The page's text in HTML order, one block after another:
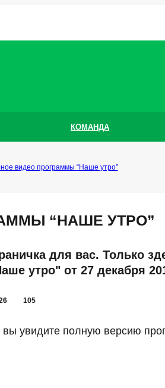
КОМАНДА
видео программы “Наше утро”
“НАШЕ УТРО”
для вас. Только
утро" от 27 декабря
105
вы увидите полную версию